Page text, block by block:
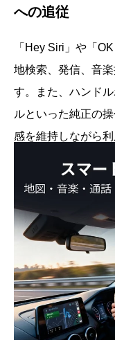
への追従
「Hey Siri」や「
地検索、発信、音
す。また、ハンド
ルといった純正の
感を維持しながら利